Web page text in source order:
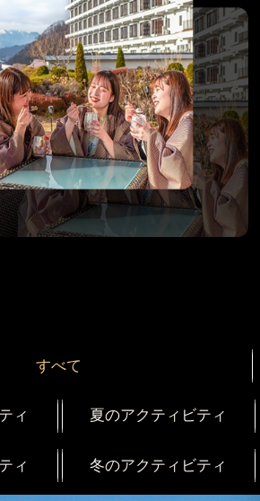
すべて
ィ 夏のアクティビティ
ィ 冬のアクティビティ